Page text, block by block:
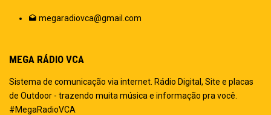
megaradiovca@gmail.com
MEGA RÁDIO VCA
Sistema de comunicação via internet. Rádio Digital, Site e placas
de Outdoor - trazendo muita música e informação pra você.
#MegaRadioVCA